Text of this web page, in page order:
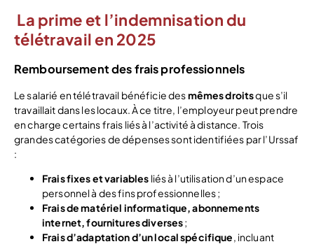
La prime et l’indemnisation du
télétravail en 2025
Remboursement des frais professionnels
Le salarié en télétravail bénéficie desmêmes droitsque s’il
travaillait dans les locaux. À ce titre, l’employeur peut prendre
en charge certains frais liés à l’activité à distance. Trois
grandes catégories de dépenses sont identifiées par l’Urssaf
:
Frais fixes et variables liés à l’utilisation d’un espace
personnel à des fins professionnelles ;
Frais de matériel informatique, abonnements
internet, fournitures diverses;
Frais d’adaptation d’un local spécifique , incluant